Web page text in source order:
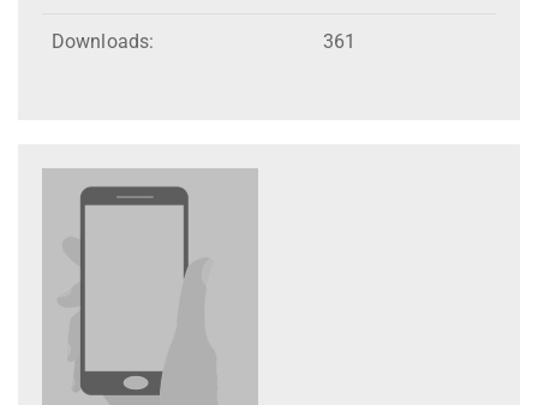
Downloads: 361